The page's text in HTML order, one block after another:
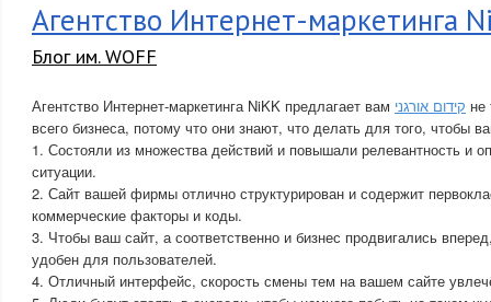
Агентство Интернет-маркетинга
Блог им. WOFF
Агентство Интернет-маркетинга NiKK предлагает вам קידום אורגני не
всего бизнеса, потому что они знают, что делать для того, чтобы
1. Состояли из множества действий и повышали релевантность и
ситуации.
2. Сайт вашей фирмы отлично структурирован и содержит
коммерческие факторы и коды.
3. Чтобы ваш сайт, а соответственно и бизнес продвигались
удобен для пользователей.
4. Отличный интерфейс, скорость смены тем на вашем сайте